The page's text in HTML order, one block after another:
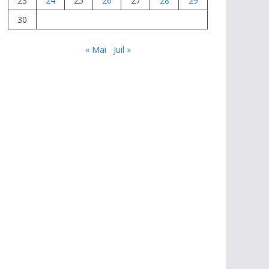
30
« Mai Juil »